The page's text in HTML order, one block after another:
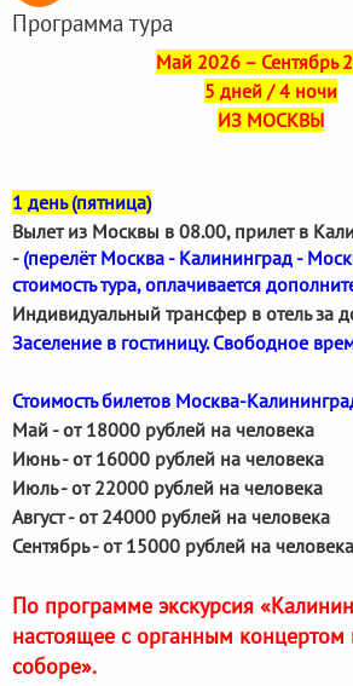
Программа тура
Май 2026 – Сентябрь
5 дней / 4 ночи
ИЗ МОСКВЫ
1 день (пятница)
Вылет из Москвы в 08.00, прилет в
- (перелёт Москва - Калининград -
стоимость тура, оплачивается
Индивидуальный трансфер в отель за
Заселение в гостиницу. Свободное
Стоимость билетов Москва-
Май - от 18000 рублей на человека
Июнь - от 16000 рублей на человека
Июль - от 22000 рублей на человека
Август - от 24000 рублей на человека
Сентябрь - от 15000 рублей на человека
По программе экскурсия
настоящее с органным
соборе».